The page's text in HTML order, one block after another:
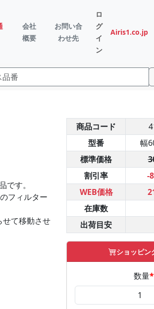
会社
概要
お問い合
わせ先
ロ
グ
イ
ン
Airis1.co.jp
です。
フィルター
せて移動させ
商品コード
型番
幅
標準価格
割引率 -
WEB価格
在庫数
出荷目安
ショッピン
数量*